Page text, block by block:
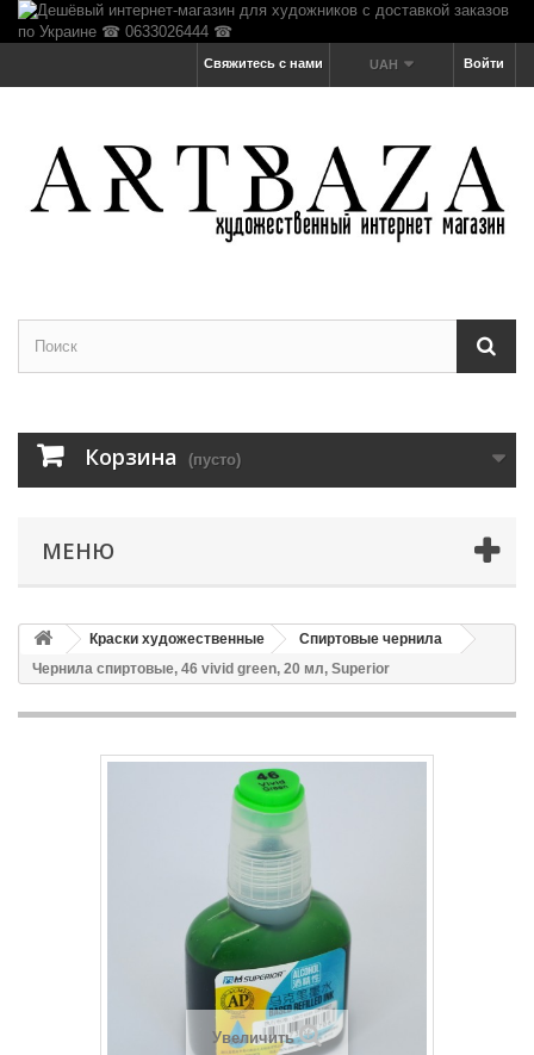
Войти
UAH
Свяжитесь с нами
Корзина (пусто)
МЕНЮ
Краски художественные
Спиртовые чернила
Чернила спиртовые, 46 vivid green, 20 мл, Superior
Увеличить